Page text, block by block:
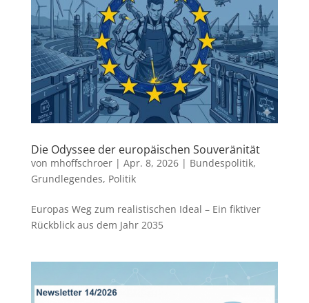
Die Odyssee der europäischen Souveränität
von mhoffschroer| Apr. 8, 2026| Bundespolitik,
Grundlegendes, Politik
Europas Weg zum realistischen Ideal – Ein fiktiver
Rückblick aus dem Jahr 2035